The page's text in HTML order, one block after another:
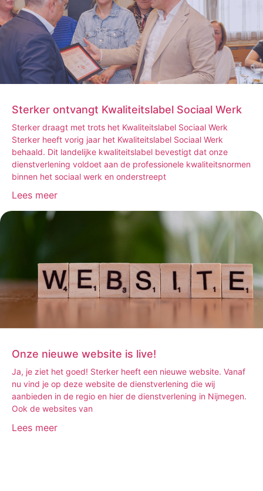
Sterker ontvangt Kwaliteitslabel Sociaal Werk
Sterker draagt met trots het Kwaliteitslabel Sociaal Werk
Sterker heeft vorig jaar het Kwaliteitslabel Sociaal Werk
behaald. Dit landelijke kwaliteitslabel bevestigt dat onze
dienstverlening voldoet aan de professionele kwaliteitsnormen
binnen het sociaal werk en onderstreept
Lees meer
Onze nieuwe website is live!
Ja, je ziet het goed! Sterker heeft een nieuwe website. Vanaf
nu vind je op deze website de dienstverlening die wij
aanbieden in de regio en hier de dienstverlening in Nijmegen.
Ook de websites van
Lees meer